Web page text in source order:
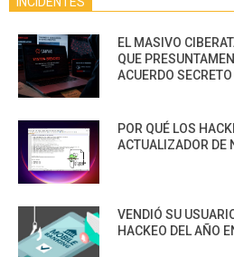
EL MASIVO
QUE
ACUERDO
POR QUÉ LOS
ACTUALIZADOR DE
VENDIÓ SU
HACKEO DEL AÑO